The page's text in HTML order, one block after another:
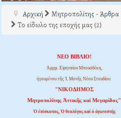
Αρχική Μητροπολίτης - Άρθρα
Το είδωλο της εποχής μας (2)
ΝΕΟ ΒΙΒΛΙΟ!
Ἀρχιμ. Εἰρηναίου Μπουσδέκη,
ἡγουμένου τῆς Ἱ. Μονῆς Νέου Στουδίου:
"ΝΙΚΟΔΗΜΟΣ
Μητροπολίτης Ἀττικῆς καί Μεγαρίδος"
Ὁ ἐπίσκοπος, Ὁ θεολόγος καί ὁ ἀγωνιστής